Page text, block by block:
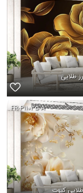
طلایی
FR-P۱۱۰۳۵-A
کیوت